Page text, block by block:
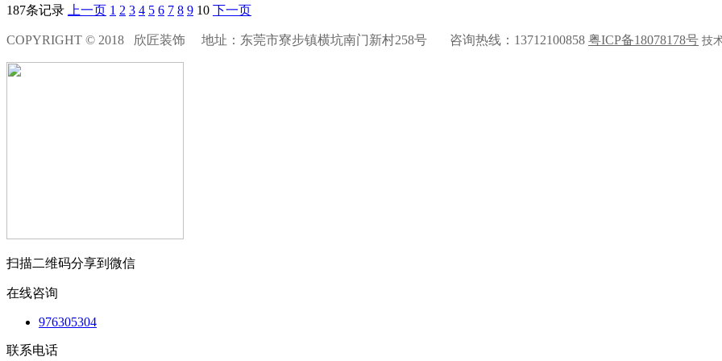
187条记录 上一页 1 2 3 4 5 6 7 8 9 10 下一页
COPYRIGHT © 2018 欣匠装饰 地址：东莞市寮步镇横坑南门新村258号 咨询热线：13712100858 粤ICP备18078178号 技
扫描二维码分享到微信
在线咨询
976305304
联系电话